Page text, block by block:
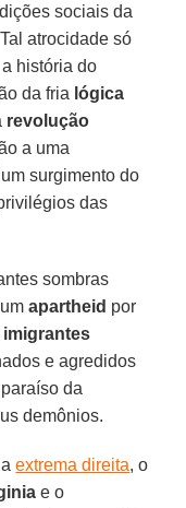
sociais da
atrocidade só
história do
da fria lógica
revolução
a uma
um surgimento do
das
sombras
umapartheid por
imigrantes
e agredidos
da
demônios.
aextrema direita, o
e o